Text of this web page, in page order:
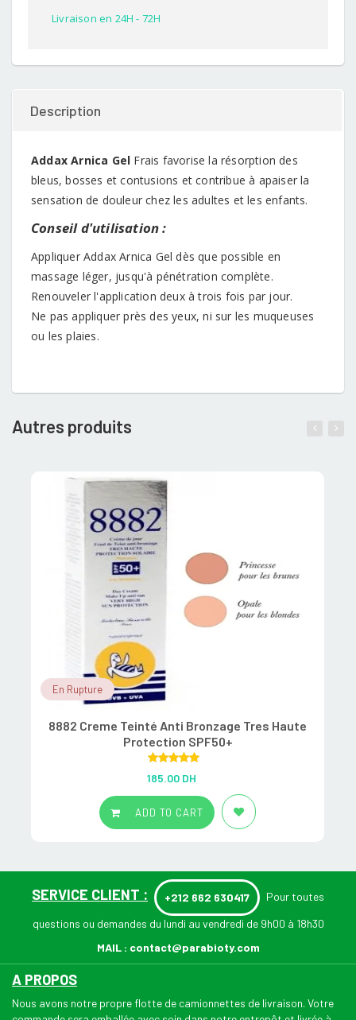
Livraison en 24H - 72H
Description
Addax Arnica Gel Frais favorise la résorption des
bleus, bosses et contusions et contribue à apaiser la
sensation de douleur chez les adultes et les enfants.
Conseil d'utilisation :
Appliquer Addax Arnica Gel dès que possible en
massage léger, jusqu'à pénétration complète.
Renouveler l'application deux à trois fois par jour.
Ne pas appliquer près des yeux, ni sur les muqueuses
ou les plaies.
Autres produits
En Rupture
8882 Creme Teinté Anti Bronzage Tres Haute
Protection SPF50+
out of 5
185.00 DH
ADD TO CART
SERVICE CLIENT : +212 662 630417 Pour toutes
questions ou demandes du lundi au vendredi de 9h00 à 18h30
MAIL : contact@parabioty.com
A PROPOS
Nous avons notre propre flotte de camionnettes de livraison. Votre